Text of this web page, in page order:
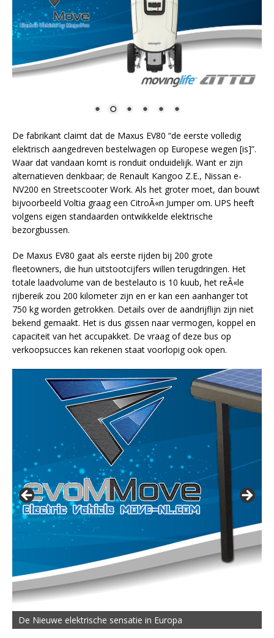
De fabrikant claimt dat de Maxus EV80 “de eerste volledig
elektrisch aangedreven bestelwagen op Europese wegen [is]”.
Waar dat vandaan komt is ronduit onduidelijk. Want er zijn
alternatieven denkbaar; de Renault Kangoo Z.E., Nissan e-
NV200 en Streetscooter Work. Als het groter moet, dan bouwt
bijvoorbeeld Voltia graag een CitroÃ«n Jumper om. UPS heeft
volgens eigen standaarden ontwikkelde elektrische
bezorgbussen.
De Maxus EV80 gaat als eerste rijden bij 200 grote
fleetowners, die hun uitstootcijfers willen terugdringen. Het
totale laadvolume van de bestelauto is 10 kuub, het reÃ«le
rijbereik zou 200 kilometer zijn en er kan een aanhanger tot
750 kg worden getrokken. Details over de aandrijflijn zijn niet
bekend gemaakt. Het is dus gissen naar vermogen, koppel en
capaciteit van het accupakket. De vraag of deze bus op
verkoopsucces kan rekenen staat voorlopig ook open.
De Nieuwe elektrische sensatie in Europa